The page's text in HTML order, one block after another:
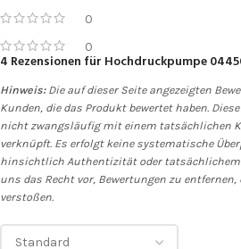
0
0
4 Rezensionen für Hochdruckpumpe
Hinweis:Die auf dieser Seite angezeigten
Kunden, die das Produkt bewertet haben.
nicht zwangsläufig mit einem tatsächlichen
verknüpft. Es erfolgt keine systematische
hinsichtlich Authentizität oder tatsächlichem
uns das Recht vor, Bewertungen zu
verstoßen.